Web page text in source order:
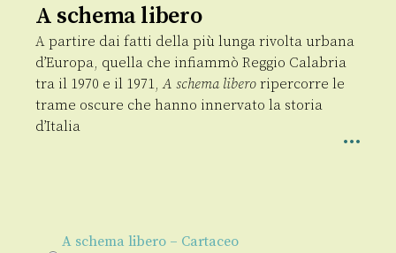
A schema libero
A partire dai fatti della più lunga rivolta urbana
d’Europa, quella che infiammò Reggio Calabria
tra il 1970 e il 1971,A schema libero ripercorre le
trame oscure che hanno innervato la storia
d’Italia
A schema libero – Cartaceo